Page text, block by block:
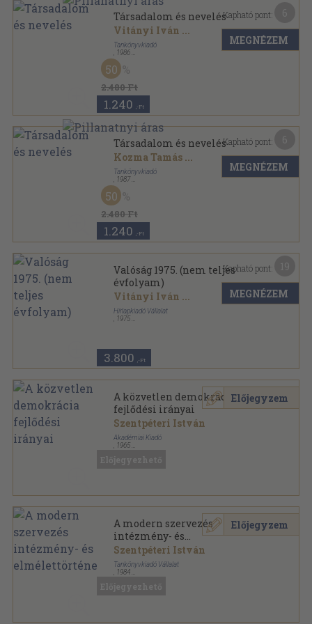
Társadalom és nevelés
Vitányi Iván ...
Tankönyvkiadó
1986
Ragasztott papírkötés
2.480 Ft
50
1.240 ,-Ft
Kapható pont:
MEGNÉZEM
Társadalom és nevelés
Kozma Tamás ...
Tankönyvkiadó
1987
Ragasztott papírkötés
2.480 Ft
50
1.240 ,-Ft
Kapható pont:
MEGNÉZEM
Valóság 1975. (nem teljes
évfolyam)
Vitányi Iván ...
Hírlapkiadó Vállalat
1975
3.800 ,-Ft
Kapható pont:
MEGNÉZEM
A közvetlen demokrácia
fejlődési irányai
Szentpéteri István
Akadémiai Kiadó
1965
Előjegyzem
A modern szervezés
intézmény- és
elmélettörténete
Szentpéteri István
Tankönyvkiadó Vállalat
1984
Előjegyzem